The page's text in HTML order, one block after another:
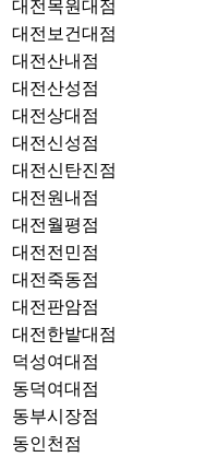
대전목원대점
대전보건대점
대전산내점
대전산성점
대전상대점
대전신성점
대전신탄진점
대전원내점
대전월평점
대전전민점
대전죽동점
대전판암점
대전한밭대점
덕성여대점
동덕여대점
동부시장점
동인천점